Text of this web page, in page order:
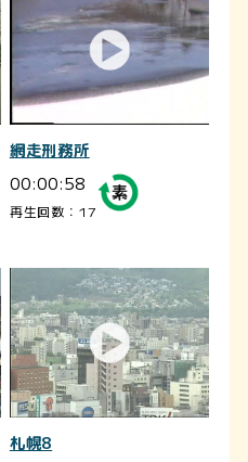
網走刑務所
00:00:58
再生回数：17
札幌8